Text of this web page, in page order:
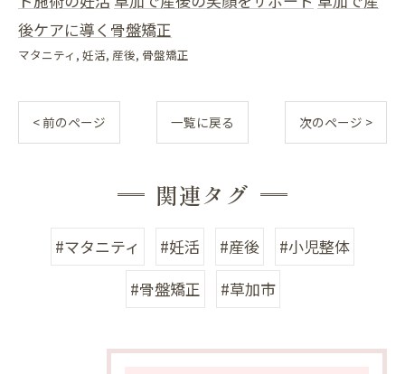
後ケアに導く骨盤矯正
マタニティ 妊活 産後 骨盤矯正
< 前のページ 一覧に戻る 次のページ >
関連タグ
#マタニティ #妊活 #産後
#小児整体
#骨盤矯正
#草加市